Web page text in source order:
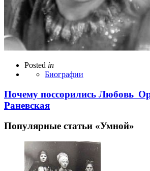
Posted in
Биографии
Почему поссорились Любовь
Раневская
Популярные статьи «Умной»